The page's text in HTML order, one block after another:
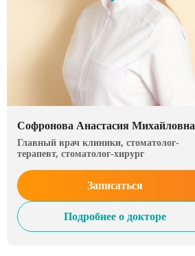
Софронова Анастасия Михайловна
Главный врач клиники, стоматолог-
терапевт, стоматолог-хирург
Записаться
Подробнее о докторе